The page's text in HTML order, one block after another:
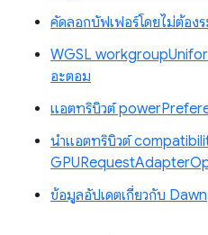
คัดลอกบัฟเฟอร์โดยไม่ต้อง
WGSL
อะตอม
แอตทริบิวต์
นำแอตทริบิวต์
ข้อมูลอัปเดตเกี่ยวกับ Dawn